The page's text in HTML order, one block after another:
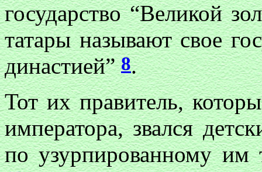
государство “Великой
татары называют свое
династией”8.
Тот их правитель,
императора, звался
по узурпированному им